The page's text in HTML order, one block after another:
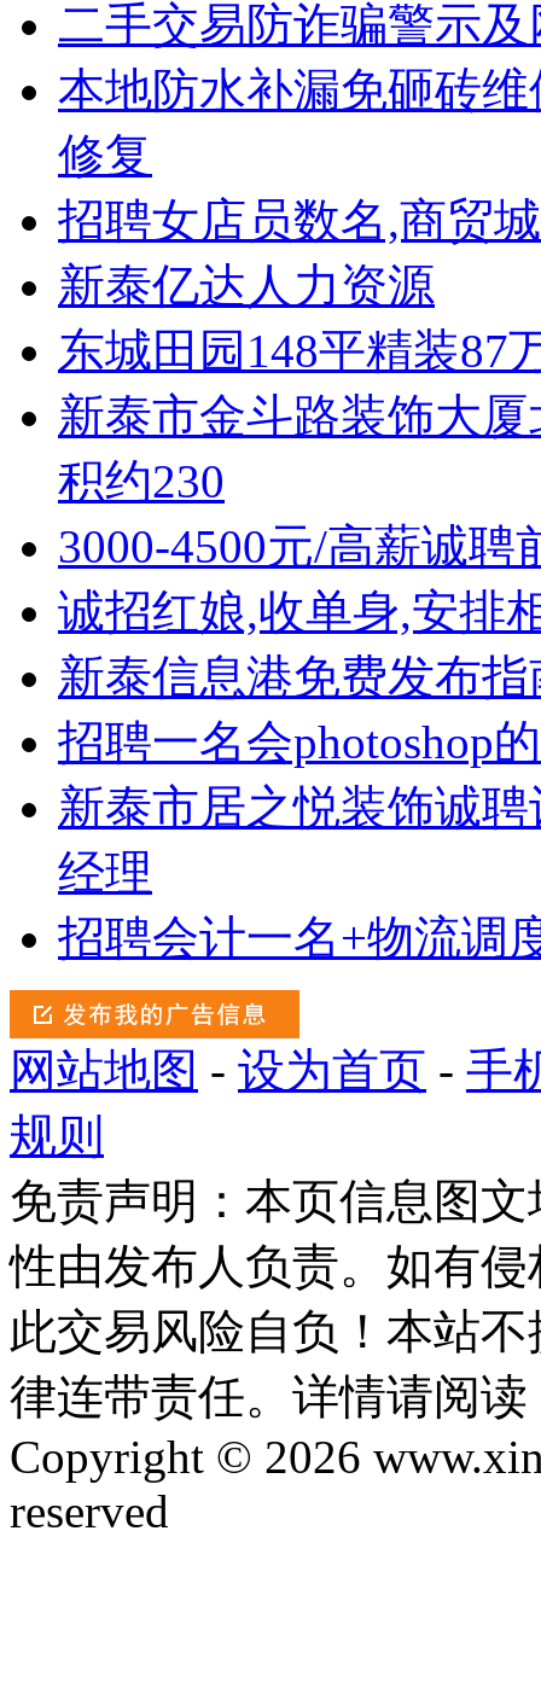
二手交易防诈骗警示
本地防水补漏免砸砖
修复
招聘女店员数名,商贸
新泰亿达人力资源
东城田园148平精装87
新泰市金斗路装饰大
积约230
3000-4500元/高薪诚聘
诚招红娘,收单身,安排
新泰信息港免费发布指
招聘一名会photoshop
新泰市居之悦装饰诚
经理
招聘会计一名+物流调
网站地图 - 设为首页 - 手
规则
免责声明：本页信息图
性由发布人负责。如有
此交易风险自负！本站
律连带责任。详情请阅读
Copyright © 2026
reserved